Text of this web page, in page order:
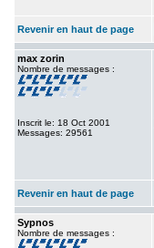
Revenir en haut de page
max zorin
Nombre de messages :
Inscrit le: 18 Oct 2001
Messages: 29561
Revenir en haut de page
Sypnos
Nombre de messages :